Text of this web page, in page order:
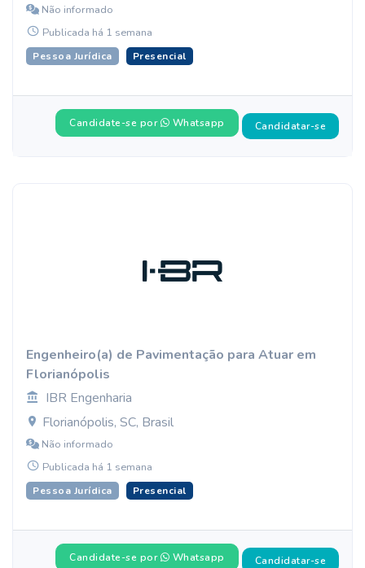
Não informado
Publicada há 1 semana
Pessoa Jurídica Presencial
Candidate-se por Whatsapp Candidatar-se
Engenheiro(a) de Pavimentação para Atuar em
Florianópolis
IBR Engenharia
Florianópolis, SC, Brasil
Não informado
Publicada há 1 semana
Pessoa Jurídica Presencial
Candidate-se por Whatsapp Candidatar-se